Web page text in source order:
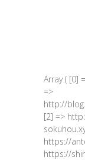
Array ( [0]
=>
http://
[2] =>
https://
https://